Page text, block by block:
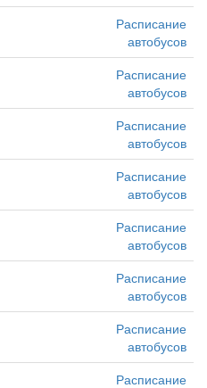
Расписание
автобусов
Расписание
автобусов
Расписание
автобусов
Расписание
автобусов
Расписание
автобусов
Расписание
автобусов
Расписание
автобусов
Расписание